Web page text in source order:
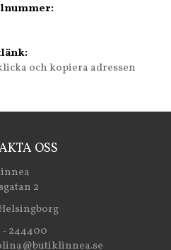
och kopiera adressen
OSS
2
- 244400